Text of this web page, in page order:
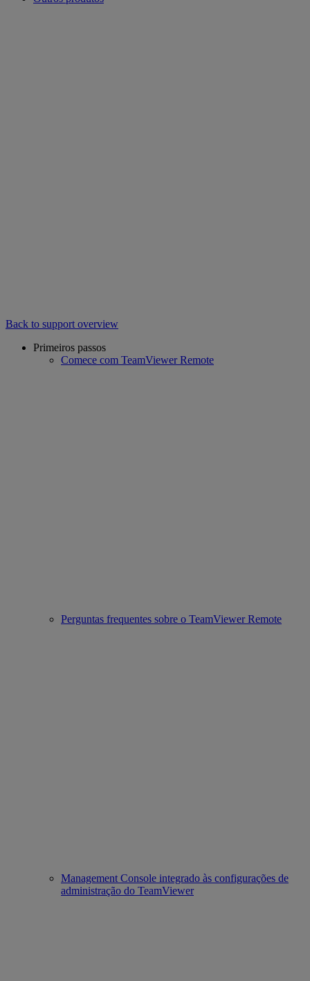
Back to support overview
Primeiros passos
Comece com TeamViewer Remote
Perguntas frequentes sobre o TeamViewer Remote
Management Console integrado às configurações de
administração do TeamViewer